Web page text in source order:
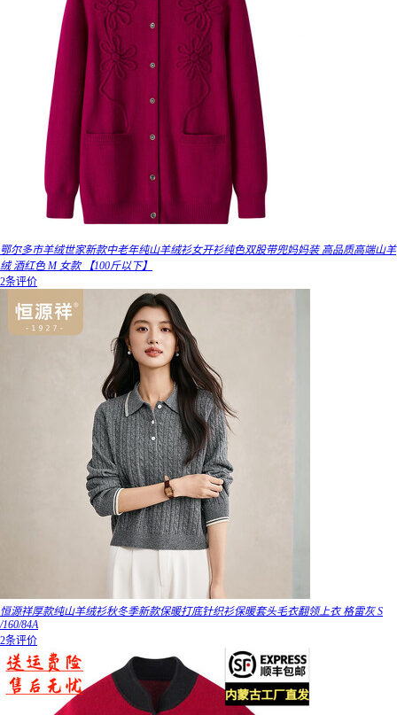
鄂尔多市羊绒世家新款中老年纯山羊绒衫女开衫纯色双股带兜妈妈装 高品质高端山羊
绒 酒红色 M 女款 【100斤以下】
2条评价
恒源祥厚款纯山羊绒衫秋冬季新款保暖打底针织衫保暖套头毛衣翻领上衣 格雷灰 S
/160/84A
2条评价